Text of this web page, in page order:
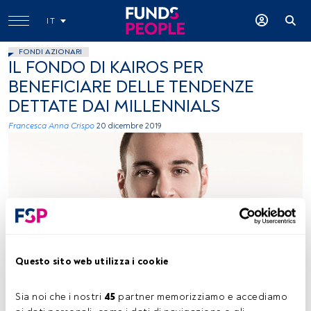
Questo sito web utilizza i cookie
Sia noi che i nostri 45 partner memorizziamo e accediamo
IT
FONDI AZIONARI
IL FONDO DI KAIROS PER
BENEFICIARE DELLE TENDENZE
DETTATE DAI MILLENNIALS
Francesca Anna Crispo 20 dicembre 2019
Tempo di lettura: 2 min.